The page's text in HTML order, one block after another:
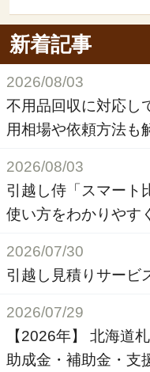
新着記事
2026/08/03
不用品回収に対応し
用相場や依頼方法も
2026/08/03
引越し侍「スマート
使い方をわかりやす
2026/07/30
引越し見積りサービ
2026/07/29
【2026年】 北海道
助成金・補助金・支